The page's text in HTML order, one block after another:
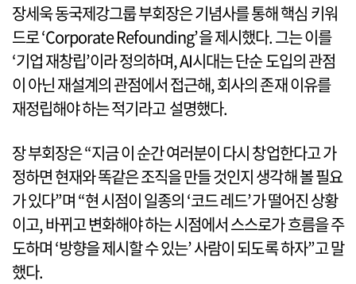
장세욱 동국제강그룹 부회장은 기념사를 통해 핵심 키워
드로 ‘Corporate Refounding’을 제시했다. 그는 이를
‘기업 재창립’이라 정의하며, AI시대는 단순 도입의 관점
이 아닌 재설계의 관점에서 접근해, 회사의 존재 이유를
재정립해야 하는 적기라고 설명했다.
장 부회장은 “지금 이 순간 여러분이 다시 창업한다고 가
정하면 현재와 똑같은 조직을 만들 것인지 생각해 볼 필요
가 있다”며 “현 시점이 일종의 ‘코드 레드’가 떨어진 상황
이고, 바뀌고 변화해야 하는 시점에서 스스로가 흐름을 주
도하며 ‘방향을 제시할 수 있는’ 사람이 되도록 하자”고 말
했다.